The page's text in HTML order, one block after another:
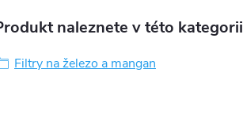
naleznete v této kategorii
Filtry na železo a mangan